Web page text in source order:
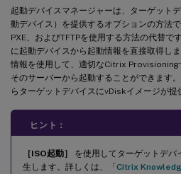
起動デバイスマネージャーは、ターゲット
動デバイス）を提供するオプションの方法
PXE、およびTFTPを使用する方法の代替で
に起動デバイスから起動情報を直接取得し
情報を使用して、適切なCitrix Provisioning
そのサーバーから起動することができます
らターゲットデバイスにvDiskイメージが提
ヒント：
［ISO起動］
を使用してターゲットデバ
生します。詳しくは、「Citrix